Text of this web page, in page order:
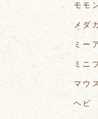
モモ
メダカ
ミー
ミニ
マウ
ヘビ